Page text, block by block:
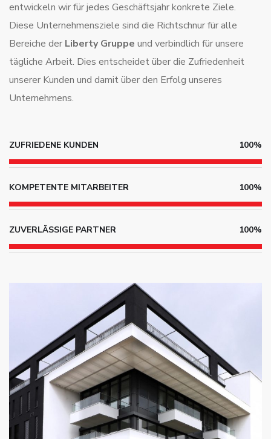
entwickeln wir für jedes Geschäftsjahr konkrete Ziele.
Diese Unternehmensziele sind die Richtschnur für alle
Bereiche der Liberty Gruppe und verbindlich für unsere
tägliche Arbeit. Dies entscheidet über die Zufriedenheit
unserer Kunden und damit über den Erfolg unseres
Unternehmens.
ZUFRIEDENE KUNDEN 100%
KOMPETENTE MITARBEITER 100%
ZUVERLÄSSIGE PARTNER 100%